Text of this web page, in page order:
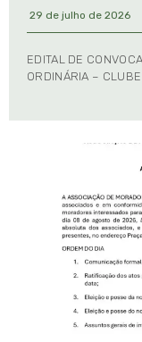
29 de julho de 2026
EDITAL DE
ORDINÁRIA –